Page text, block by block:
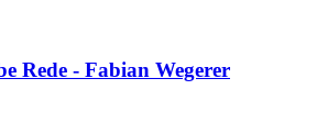
Rede - Fabian Wegerer